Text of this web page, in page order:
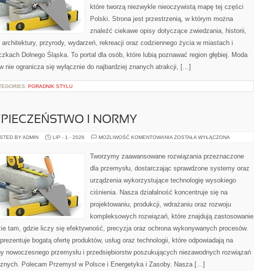
które tworzą niezwykle nieoczywistą mapę tej części
Polski. Strona jest przestrzenią, w którym można
znaleźć ciekawe opisy dotyczące zwiedzania, historii,
architektury, przyrody, wydarzeń, rekreacji oraz codziennego życia w miastach i
Dolnego Śląska. To portal dla osób, które lubią poznawać region głębiej. Moda
nie ogranicza się wyłącznie do najbardziej znanych atrakcji, […]
PORADNIK STYLU
I NORMY
BY ADMIN LIP - 1 - 2026 MOŻLIWOŚĆ KOMENTOWANIA BEZPIECZEŃSTWO
ZOSTAŁA WYŁĄCZONA
Tworzymy zaawansowane rozwiązania przeznaczone
dla przemysłu, dostarczając sprawdzone systemy oraz
urządzenia wykorzystujące technologię wysokiego
ciśnienia. Nasza działalność koncentruje się na
projektowaniu, produkcji, wdrażaniu oraz rozwoju
kompleksowych rozwiązań, które znajdują zastosowanie
tam, gdzie liczy się efektywność, precyzja oraz ochrona wykonywanych procesów.
bogatą ofertę produktów, usług oraz technologii, które odpowiadają na
nowoczesnego przemysłu i przedsiębiorstw poszukujących niezawodnych rozwiązań
Polecam Przemysł w Polsce i Energetyka i Zasoby. Nasza […]